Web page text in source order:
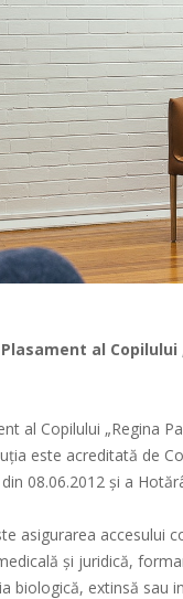
al
al Copilului „Regina
este acreditată de
08.06.2012 și a
asigurarea accesului
și juridică,
biologică, extinsă sau